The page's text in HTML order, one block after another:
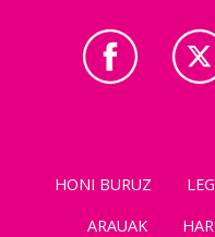
HONI BURUZ
ARAUAK